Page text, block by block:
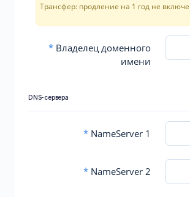
Трансфер: продление на 1 год не
* Владелец доменного
имени
DNS-сервера
* NameServer 1
* NameServer 2